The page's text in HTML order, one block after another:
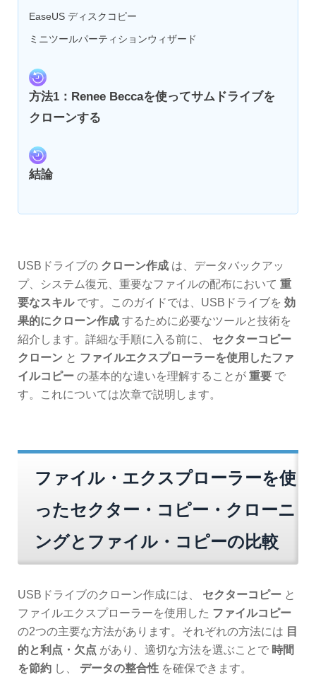
EaseUS ディスクコピー
ミニツールパーティションウィザード
方法1：Renee Beccaを使ってサムドライブを
クローンする
結論
USBドライブの クローン作成 は、データバックアッ
プ、システム復元、重要なファイルの配布において 重
要なスキルです。このガイドでは、USBドライブを 効
果的にクローン作成 するために必要なツールと技術を
紹介します。詳細な手順に入る前に、 セクターコピー
クローン と ファイルエクスプローラーを使用したファ
イルコピー の基本的な違いを理解することが 重要 で
す。これについては次章で説明します。
ファイル・エクスプローラーを使
ったセクター・コピー・クローニ
ングとファイル・コピーの比較
USBドライブのクローン作成には、 セクターコピー と
ファイルエクスプローラーを使用した ファイルコピー
の2つの主要な方法があります。それぞれの方法には 目
的と利点・欠点 があり、適切な方法を選ぶことで 時間
を節約 し、 データの整合性 を確保できます。